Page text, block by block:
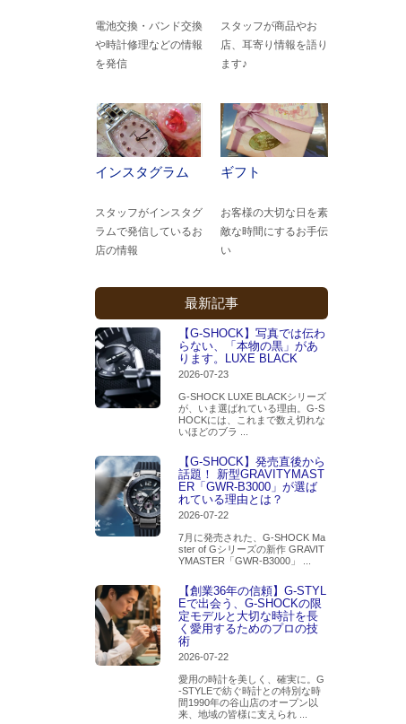
電池交換・バンド交換
や時計修理などの情報
を発信
スタッフが商品やお
店、耳寄り情報を語り
ます♪
インスタグラム
スタッフがインスタグ
ラムで発信しているお
店の情報
ギフト
お客様の大切な日を素
敵な時間にするお手伝
い
最新記事
【G-SHOCK】写真では伝わ
らない、「本物の黒」があ
ります。LUXE BLACK
2026-07-23
G-SHOCK LUXE BLACKシリーズ
が、いま選ばれている理由。G-S
HOCKには、これまで数え切れな
いほどのブラ ...
【G-SHOCK】発売直後から
話題！ 新型GRAVITYMAST
ER「GWR-B3000」が選ば
れている理由とは？
2026-07-22
7月に発売された、G-SHOCK Ma
ster of Gシリーズの新作 GRAVIT
YMASTER「GWR-B3000」 ...
【創業36年の信頼】G-STYL
Eで出会う、G-SHOCKの限
定モデルと大切な時計を長
く愛用するためのプロの技
術
2026-07-22
愛用の時計を美しく、確実に。G
-STYLEで紡ぐ時計との特別な時
間1990年の谷山店のオープン以
来、地域の皆様に支えられ ...